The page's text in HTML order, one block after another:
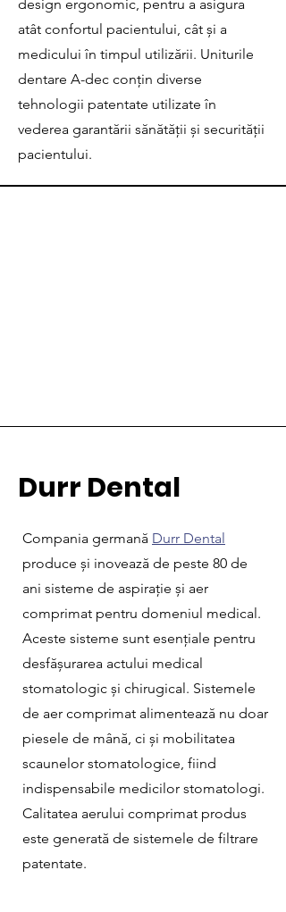
design ergonomic, pentru a asigura
atât confortul pacientului, cât și a
medicului în timpul utilizării. Uniturile
dentare A-dec conțin diverse
tehnologii patentate utilizate în
vederea garantării sănătății și securității
pacientului.
Durr Dental
Compania germană Durr Dental
produce și inovează de peste 80 de
ani sisteme de aspirație și aer
comprimat pentru domeniul medical.
Aceste sisteme sunt esențiale pentru
desfășurarea actului medical
stomatologic și chirugical. Sistemele
de aer comprimat alimentează nu doar
piesele de mână, ci și mobilitatea
scaunelor stomatologice, fiind
indispensabile medicilor stomatologi.
Calitatea aerului comprimat produs
este generată de sistemele de filtrare
patentate.